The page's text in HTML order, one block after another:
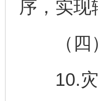
序，实
（四
10.灾